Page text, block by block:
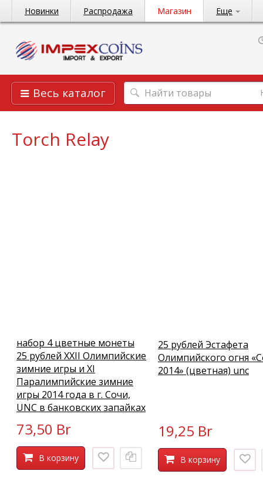
Новинки Распродажа Магазин Еще
Весь каталог
Torch Relay
набор 4 цветные монеты
25 рублей XXII Олимпийские
зимние игры и XI
Паралимпийские зимние
игры 2014 года в г. Сочи,
UNC в банковских запайках
73,50 Br
В корзину
25 рублей Эстафета
Олимпийского огня
2014» (цветная) unc
19,25 Br
В корзину